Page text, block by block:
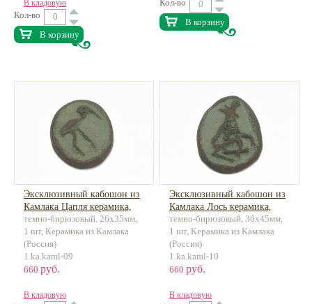
В кладовую
Кол-во
В корзину
Кол-во
В корзину
Эксклюзивный кабошон из
Камлака Цапля керамика,
ручная работа
темно-бирюзовый, 26х35мм,
1 шт, Керамика из Камлака
(Россия)
1.ka.kaml-09
660 руб.
В кладовую
Эксклюзивный кабошон из
Камлака Лось керамика,
ручная работа
темно-бирюзовый, 36х45мм,
1 шт, Керамика из Камлака
(Россия)
1.ka.kaml-10
660 руб.
В кладовую